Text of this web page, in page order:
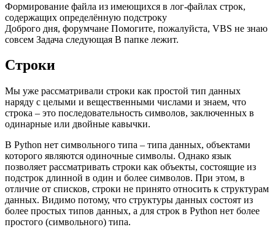
Формирование файла из имеющихся в лог-файлах строк,
содержащих определённую подстроку
Доброго дня, форумчане Помогите, пожалуйста, VBS не знаю
совсем Задача следующая В папке лежит.
Строки
Мы уже рассматривали строки как простой тип данных
наряду с целыми и вещественными числами и знаем, что
строка – это последовательность символов, заключенных в
одинарные или двойные кавычки.
В Python нет символьного типа – типа данных, объектами
которого являются одиночные символы. Однако язык
позволяет рассматривать строки как объекты, состоящие из
подстрок длинной в один и более символов. При этом, в
отличие от списков, строки не принято относить к структурам
данных. Видимо потому, что структуры данных состоят из
более простых типов данных, а для строк в Python нет более
простого (символьного) типа.